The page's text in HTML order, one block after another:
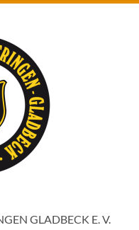
GLADBECK E. V.